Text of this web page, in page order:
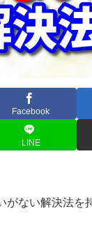
Facebook
LINE
がない解決法を